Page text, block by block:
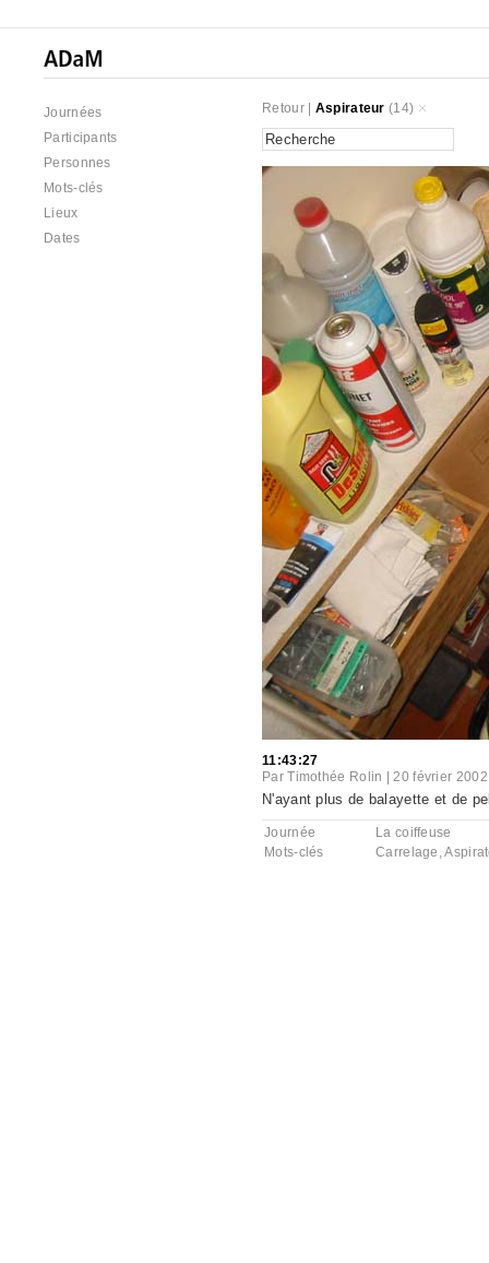
Journées
Participants
Personnes
Mots-clés
Lieux
Dates
Retour| Aspirateur (14)
11:43:27
ParTimothée Rolin |20 février 2002
N'ayant plus de balayette et de
Journée
La coiffeuse
Mots-clés
Carrelage ,